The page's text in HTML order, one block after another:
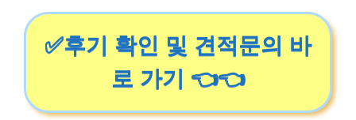
✅후기 확인 및 견적문의 바
로 가기 👈👈